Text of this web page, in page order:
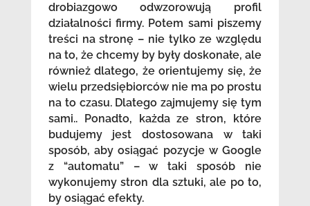
drobiazgowo odwzorowują profil
działalności firmy. Potem sami piszemy
treści na stronę – nie tylko ze względu
na to, że chcemy by były doskonałe, ale
również dlatego, że orientujemy się, że
wielu przedsiębiorców nie ma po prostu
na to czasu. Dlatego zajmujemy się tym
sami.. Ponadto, każda ze stron, które
budujemy jest dostosowana w taki
sposób, aby osiągać pozycje w Google
z “automatu” – w taki sposób nie
wykonujemy stron dla sztuki, ale po to,
by osiągać efekty.